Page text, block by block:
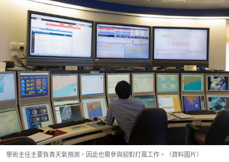
學術主任主要負責天氣預測，因此也需參與迎對打風工作。（資料圖片）